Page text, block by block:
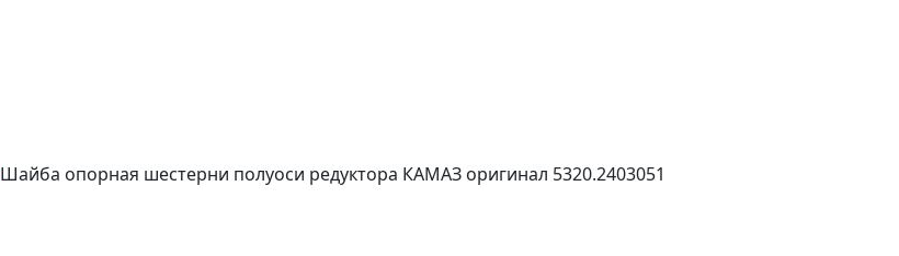
Шайба опорная шестерни полуоси редуктора КАМАЗ оригинал 5320.2403051